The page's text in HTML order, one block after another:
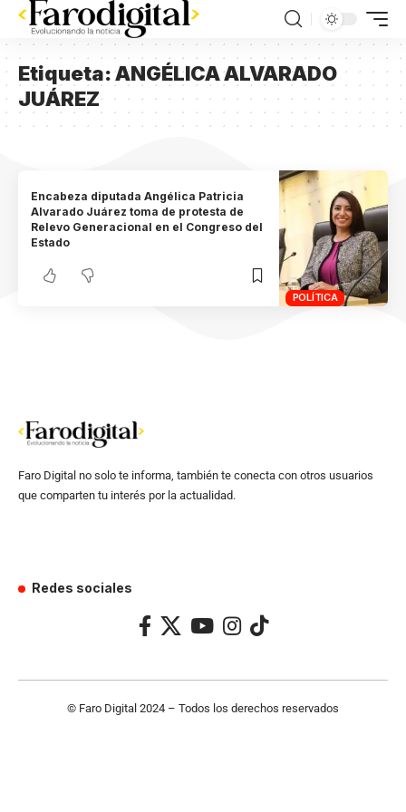
Etiqueta:ANGÉLICA ALVARADO
JUÁREZ
POLÍTICA
Encabeza diputada Angélica Patricia
Alvarado Juárez toma de protesta de
Relevo Generacional en el Congreso del
Estado
Faro Digital no solo te informa, también te conecta con otros usuarios
que comparten tu interés por la actualidad.
Redes sociales
© Faro Digital 2024 – Todos los derechos reservados